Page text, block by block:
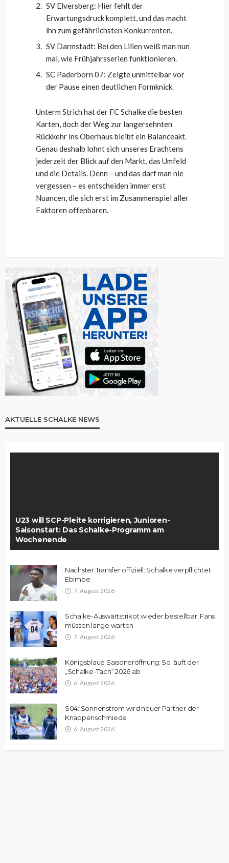
SV Elversberg: Hier fehlt der
Erwartungsdruck komplett, und das macht
ihn zum gefährlichsten Konkurrenten.
SV Darmstadt: Bei den Lilien weiß man nun
mal, wie Frühjahrsserien funktionieren.
SC Paderborn 07: Zeigte unmittelbar vor
der Pause einen deutlichen Formknick.
Unterm Strich hat der FC Schalke die besten
Karten, doch der Weg zur langersehnten
Rückkehr ins Oberhaus bleibt ein Balanceakt.
Genau deshalb lohnt sich unseres Erachtens
jederzeit der Blick auf den Markt, das Umfeld
und die Details. Denn – und das darf man nie
vergessen – es entscheiden immer erst
Nuancen, die sich erst im Zusammenspiel aller
Faktoren offenbaren.
AKTUELLE SCHALKE NEWS
U23 will SCP-Pleite korrigieren, Junioren-
Saisonstart: Das Schalke-Programm am
Wochenende
Nächster Transfer offiziell: Schalke verpflichtet
Ebimbe
7. August 2026
Schalke-Auswärtstrikot wieder bestellbar: Fans
müssen lange warten
7. August 2026
Königsblaue Saisoneröffnung: So läuft der
„Schalke-Tach“ 2026 ab
6. August 2026
S04: Sonnenstrom wird neuer Partner der
Knappenschmiede
6. August 2026